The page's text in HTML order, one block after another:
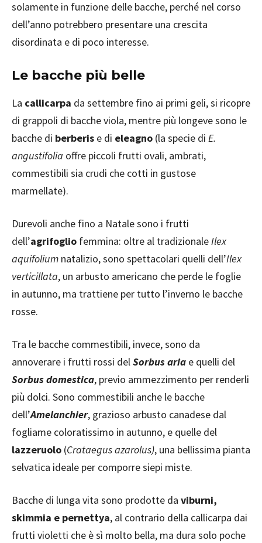
solamente in funzione delle bacche, perché nel corso
dell’anno potrebbero presentare una crescita
disordinata e di poco interesse.
Le bacche più belle
La callicarpa da settembre fino ai primi geli, si ricopre
di grappoli di bacche viola, mentre più longeve sono le
bacche di berberis e di eleagno (la specie di E.
angustifolia offre piccoli frutti ovali, ambrati,
commestibili sia crudi che cotti in gustose
marmellate).
Durevoli anche fino a Natale sono i frutti
dell’agrifoglio femmina: oltre al tradizionaleIlex
aquifolium natalizio, sono spettacolari quelli dell’Ilex
verticillata, un arbusto americano che perde le foglie
in autunno, ma trattiene per tutto l’inverno le bacche
rosse.
Tra le bacche commestibili, invece, sono da
annoverare i frutti rossi delSorbus aria e quelli del
Sorbus domestica, previo ammezzimento per renderli
più dolci. Sono commestibili anche le bacche
dell’Amelanchier, grazioso arbusto canadese dal
fogliame coloratissimo in autunno, e quelle del
lazzeruolo (Crataegus azarolus), una bellissima pianta
selvatica ideale per comporre siepi miste.
Bacche di lunga vita sono prodotte da viburni,
skimmia e pernettya, al contrario della callicarpa dai
frutti violetti che è sì molto bella, ma dura solo poche